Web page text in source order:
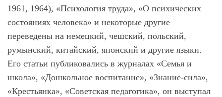
1961, 1964), «Психология труда», «О психических
состояниях человека» и некоторые другие
переведены на немецкий, чешский, польский,
румынский, китайский, японский и другие языки.
Его статьи публиковались в журналах «Семья и
школа», «Дошкольное воспитание», «Знание-сила»,
«Крестьянка», «Советская педагогика», он выступал